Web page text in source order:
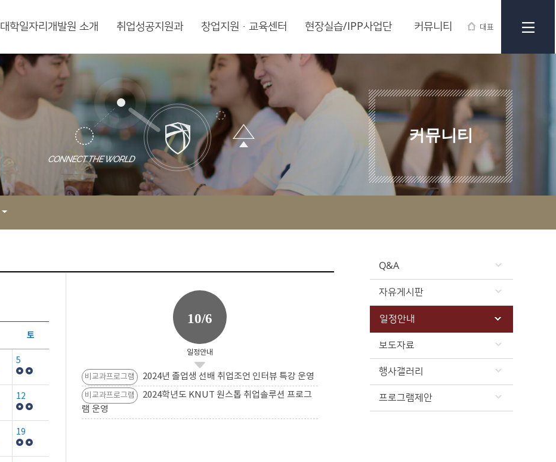
대표
대학일자리개발원 소개 취업성공지원과 창업지원·교육센터 현장실습/IPP사업단 커뮤니티
커뮤니티
Q&A
자유게시판
일정안내
보도자료
행사갤러리
프로그램제안
토
5
12
19
10/6
일정안내
비교과프로그램 2024년 졸업생 선배 취업조언 인터뷰 특강 운영
비교과프로그램
2024학년도 KNUT 원스톱 취업솔루션 프로그
램 운영